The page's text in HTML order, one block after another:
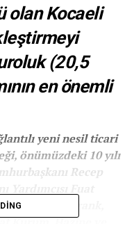
olan Kocaeli
(20,5
en önemli
yeni nesil ticari
önümüzdeki 10 yılı
Recep
Mustafa Varank,
Kurum, Hazine ve